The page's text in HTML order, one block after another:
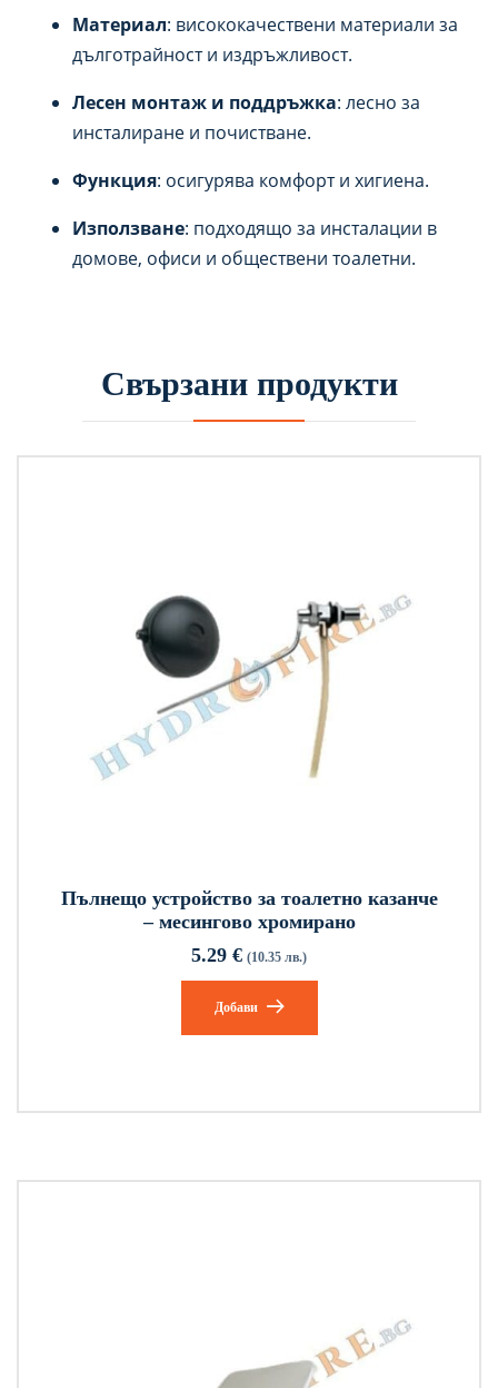
Материал: висококачествени материали за
дълготрайност и издръжливост.
Лесен монтаж и поддръжка: лесно за
инсталиране и почистване.
Функция: осигурява комфорт и хигиена.
Използване: подходящо за инсталации в
домове, офиси и обществени тоалетни.
Свързани продукти
Пълнещо устройство за тоалетно казанче
– месингово хромирано
5.29 € (10.35 лв.)
Добави